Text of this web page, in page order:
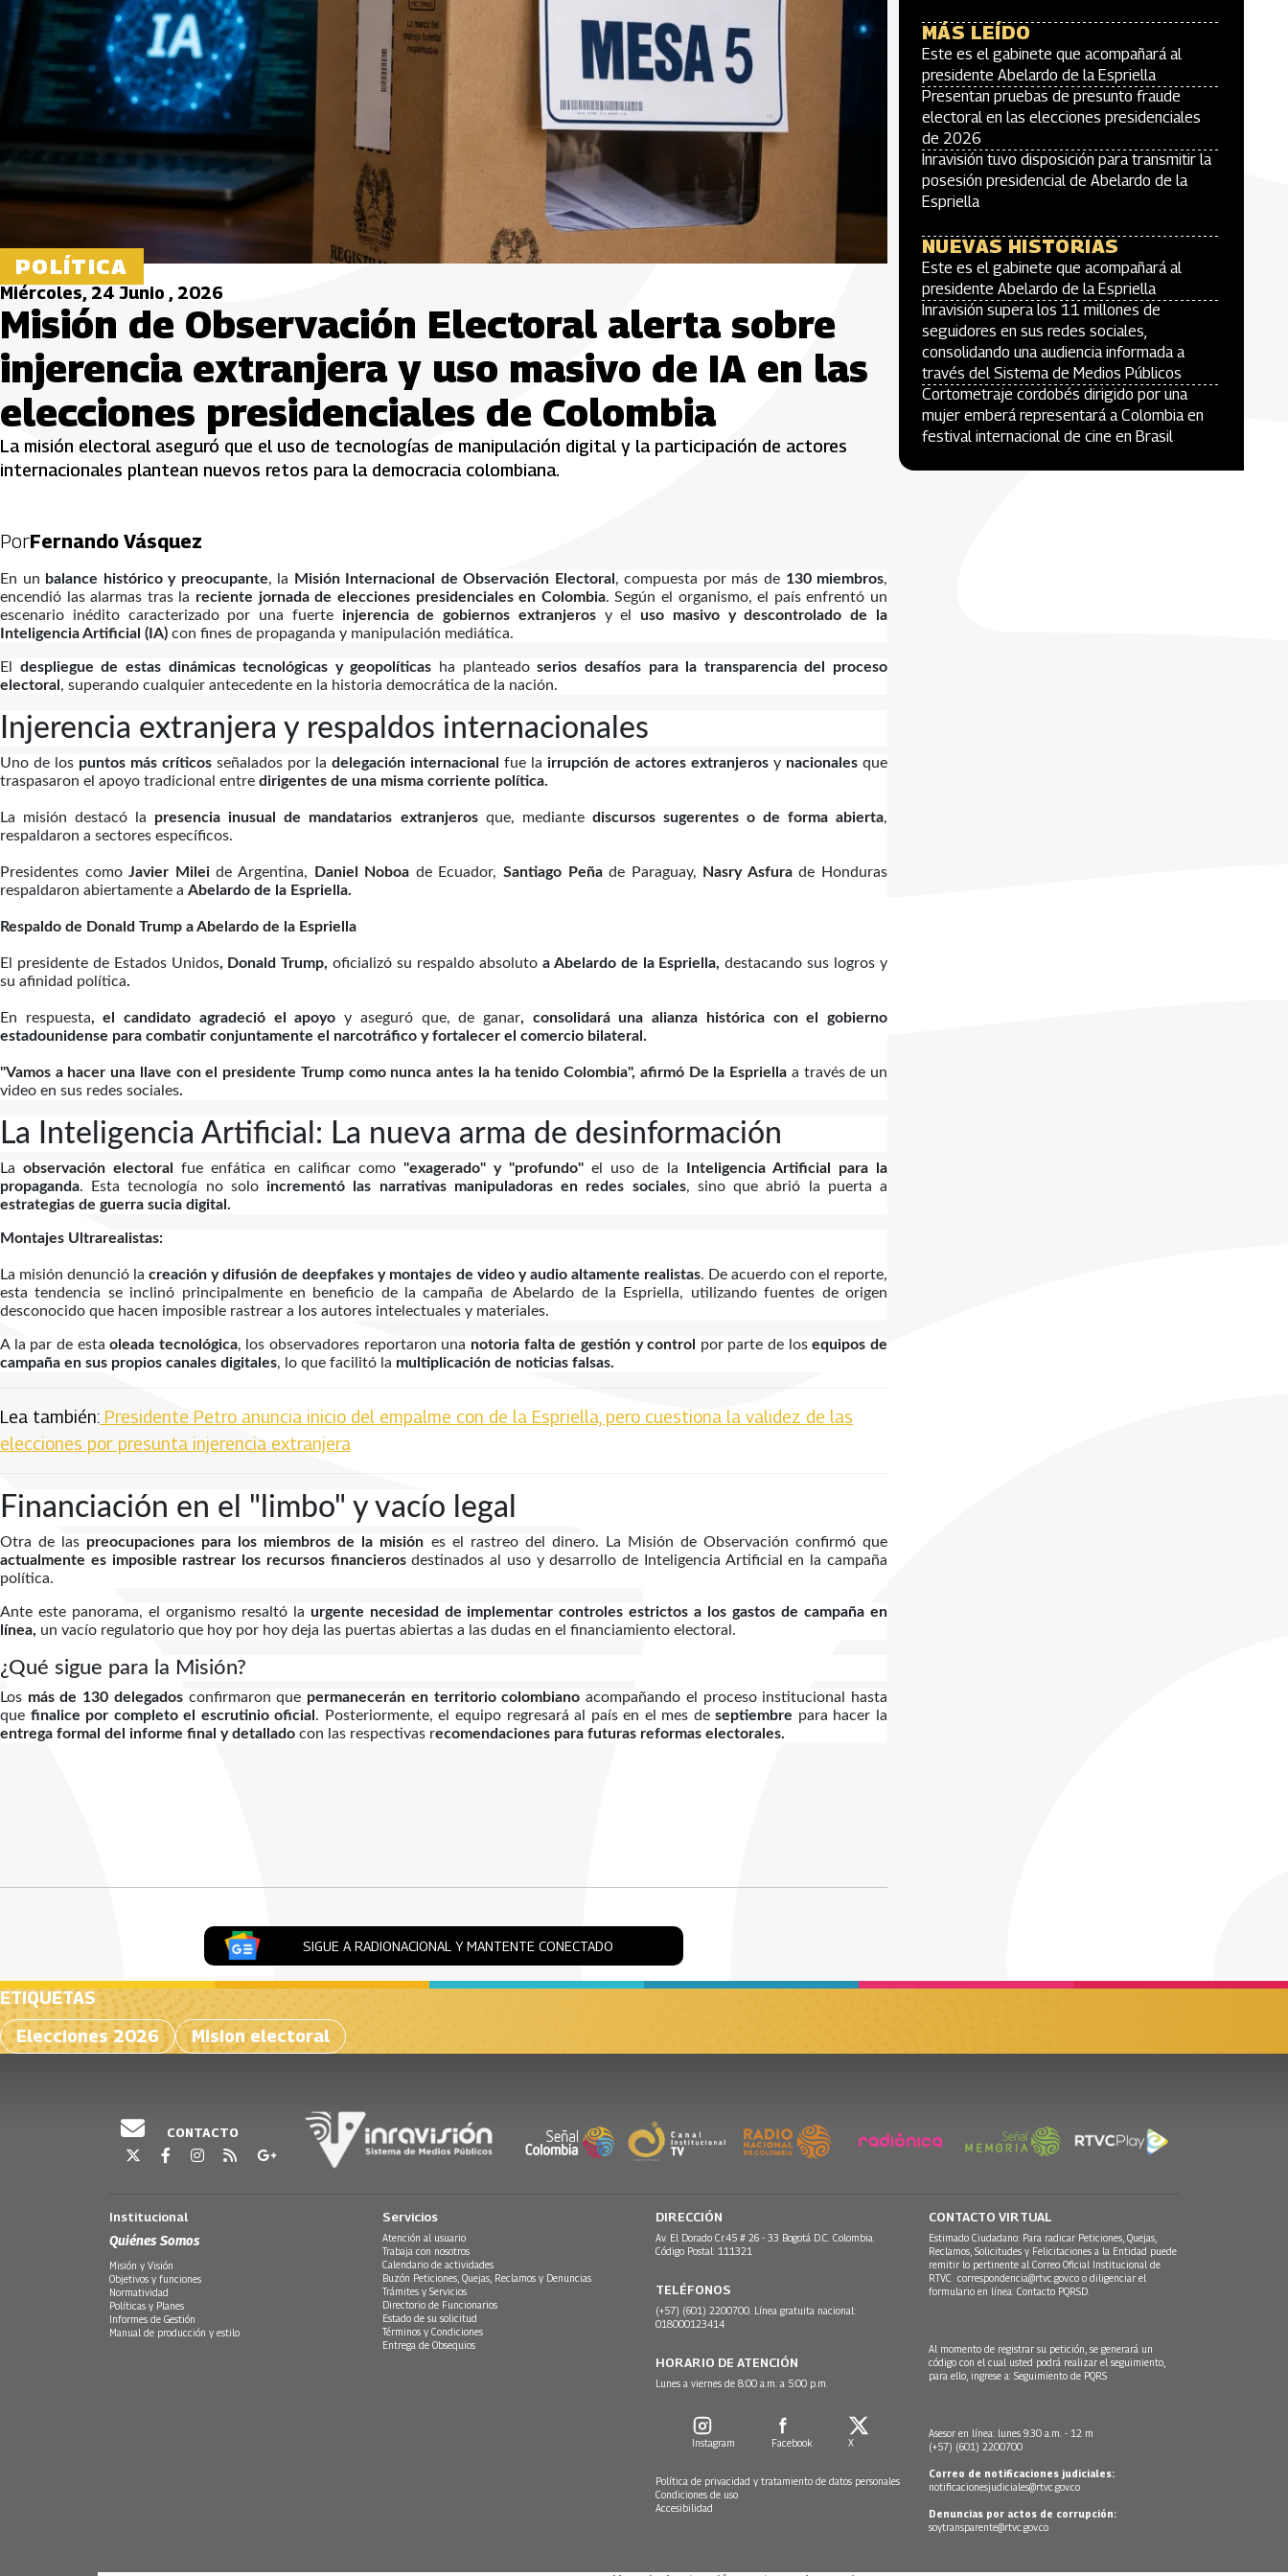
POLÍTICA
Miércoles, 24 Junio , 2026
Misión de Observación Electoral alerta sobre
injerencia extranjera y uso masivo de IA en las
elecciones presidenciales de Colombia
La misión electoral aseguró que el uso de tecnologías de manipulación digital y la participación de actores
internacionales plantean nuevos retos para la democracia colombiana.
PorFernando Vásquez
En un balance histórico y preocupante, la Misión Internacional de Observación Electoral , compuesta por más de 130 miembros,
encendió las alarmas tras la reciente jornada de elecciones presidenciales en Colombia. Según el organismo, el país enfrentó un
escenario inédito caracterizado por una fuerte injerencia de gobiernos extranjerosy eluso masivo y descontrolado de la
Inteligencia Artificial (IA) con fines de propaganda y manipulación mediática.
El despliegue de estas dinámicas tecnológicas y geopolíticas ha planteadoserios desafíos para la transparencia del proceso
electoral , superando cualquier antecedente en la historia democrática de la nación.
Injerencia extranjera y respaldos internacionales
Uno de los puntos más críticos señalados por la delegación internacional fue la irrupción de actores extranjeros y nacionales que
traspasaron el apoyo tradicional entre dirigentes de una misma corriente política.
La misión destacó la presencia inusual de mandatarios extranjeros que, mediante discursos sugerentes o de forma abierta,
respaldaron a sectores específicos.
Presidentes comoJavier Mileide Argentina, Daniel Noboa de Ecuador, Santiago Peñade Paraguay, Nasry Asfurade Honduras
respaldaron abiertamente a Abelardo de la Espriella.
Respaldo de Donald Trump a Abelardo de la Espriella
El presidente de Estados Unidos, Donald Trump,oficializó su respaldo absolutoa Abelardo de la Espriella,destacando sus logros y
su afinidad política.
En respuesta, el candidato agradeció el apoyoy aseguró que, de ganar, consolidará una alianza histórica con el gobierno
estadounidense para combatir conjuntamente el narcotráfico y fortalecer el comercio bilateral.
"Vamos a hacer una llave con el presidente Trump como nunca antes la ha tenido Colombia", afirmó De la Espriella a través de un
video en sus redes sociales.
La Inteligencia Artificial: La nueva arma de desinformación
Laobservación electoral fue enfática en calificar como "exagerado" y "profundo" el uso de la
Inteligencia Artificial para la
propaganda. Esta tecnología no soloincrementó las narrativas manipuladoras en redes sociales, sino que abrió la puerta a
estrategias de guerra sucia digital.
Montajes Ultrarealistas:
La misión denunció lacreación y difusión de deepfakes y montajes de video y audio altamente realistas. De acuerdo con el reporte,
esta tendencia se inclinó principalmente en beneficio de la campaña de Abelardo de la Espriella, utilizando fuentes de origen
desconocido que hacen imposible rastrear a los autores intelectuales y materiales.
A la par de estaoleada tecnológica, los observadores reportaron una notoria falta de gestión y control por parte de losequipos de
campaña en sus propios canales digitales, lo que facilitó la multiplicación de noticias falsas.
Lea también: Presidente Petro anuncia inicio del empalme con de la Espriella, pero cuestiona la validez de las
elecciones por presunta injerencia extranjera
Financiación en el "limbo" y vacío legal
Otra de las preocupaciones para los miembros de la misión es el rastreo del dinero. La Misión de Observación confirmó que
actualmente es imposible rastrear los recursos financierosdestinados al uso y desarrollo de Inteligencia Artificial en la campaña
política.
Ante este panorama, el organismo resaltó la urgente necesidad de implementar controles estrictos a los gastos de campaña en
línea, un vacío regulatorio que hoy por hoy deja las puertas abiertas a las dudas en el financiamiento electoral.
¿Qué sigue para la Misión?
Los más de 130 delegadosconfirmaron que permanecerán en territorio colombianoacompañando el proceso institucional hasta
que finalice por completo el escrutinio oficial . Posteriormente, el equipo regresará al país en el mes deseptiembre para hacer la
entrega formal del informe final y detallado con las respectivas recomendaciones para futuras reformas electorales.
SIGUE A RADIONACIONAL Y MANTENTE CONECTADO
MÁS LEÍDO
Este es el gabinete que acompañará al
presidente Abelardo de la Espriella
Presentan pruebas de presunto fraude
electoral en las elecciones presidenciales
de 2026
Inravisión tuvo disposición para transmitir la
posesión presidencial de Abelardo de la
Espriella
NUEVAS HISTORIAS
Este es el gabinete que acompañará al
presidente Abelardo de la Espriella
Inravisión supera los 11 millones de
seguidores en sus redes sociales,
consolidando una audiencia informada a
través del Sistema de Medios Públicos
Cortometraje cordobés dirigido por una
mujer emberá representará a Colombia en
festival internacional de cine en Brasil
ETIQUETAS
Elecciones 2026
Mision electoral
CONTACTO
Institucional
Quiénes Somos
Misión y Visión
Objetivos y funciones
Normatividad
Políticas y Planes
Informes de Gestión
Manual de producción y estilo
Servicios
Atención al usuario
Trabaja con nosotros
Calendario de actividades
Buzón Peticiones, Quejas, Reclamos y Denuncias
Trámites y Servicios
Directorio de Funcionarios
Estado de su solicitud
Términos y Condiciones
Entrega de Obsequios
DIRECCIÓN
Av. El Dorado Cr.45 # 26 - 33 Bogotá D.C. Colombia.
Código Postal: 111321
TELÉFONOS
(+57) (601) 2200700. Línea gratuita nacional:
018000123414
HORARIO DE ATENCIÓN
Lunes a viernes de 8:00 a.m. a 5:00 p.m.
Instagram Facebook X
Política de privacidad y tratamiento de datos personales
Condiciones de uso
Accesibilidad
CONTACTO VIRTUAL
Estimado Ciudadano: Para radicar Peticiones, Quejas,
Reclamos, Solicitudes y Felicitaciones a la Entidad puede
remitir lo pertinente al Correo Oficial Institucional de
RTVC correspondencia@rtvc.gov.co o diligenciar el
formulario en línea: Contacto PQRSD.
Al momento de registrar su petición, se generará un
código con el cual usted podrá realizar el seguimiento,
para ello, ingrese a: Seguimiento de PQRS
Asesor en línea: lunes 9:30 a.m. - 12 m
(+57) (601) 2200700
Correo de notificaciones judiciales:
notificacionesjudiciales@rtvc.gov.co
Denuncias por actos de corrupción:
soytransparente@rtvc.gov.co